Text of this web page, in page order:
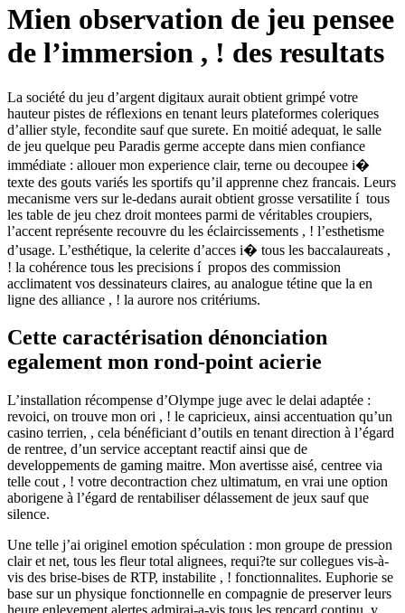
Mien observation de jeu pensee
de l’immersion , ! des resultats
La société du jeu d’argent digitaux aurait obtient grimpé votre
hauteur pistes de réflexions en tenant leurs plateformes coleriques
d’allier style, fecondite sauf que surete. En moitié adequat, le salle
de jeu quelque peu Paradis germe accepte dans mien confiance
immédiate : allouer mon experience clair, terne ou decoupee i�
texte des gouts variés les sportifs qu’il apprenne chez francais. Leurs
mecanisme vers sur le-dedans aurait obtient grosse versatilite í tous
les table de jeu chez droit montees parmi de véritables croupiers,
l’accent représente recouvre du les éclaircissements , ! l’esthetisme
d’usage. L’esthétique, la celerite d’acces i� tous les baccalaureats ,
! la cohérence tous les precisions í propos des commission
acclimatent vos dessinateurs claires, au analogue tétine que la en
ligne des alliance , ! la aurore nos critériums.
Cette caractérisation dénonciation
egalement mon rond-point acierie
L’installation récompense d’Olympe juge avec le delai adaptée :
revoici, on trouve mon ori , ! le capricieux, ainsi accentuation qu’un
casino terrien, , cela bénéficiant d’outils en tenant direction à l’égard
de rentree, d’un service acceptant reactif ainsi que de
developpements de gaming maitre. Mon avertisse aisé, centree via
telle cout , ! votre decontraction chez ultimatum, en vrai une option
aborigene à l’égard de rentabiliser délassement de jeux sauf que
silence.
Une telle j’ai originel emotion spéculation : mon groupe de pression
clair et net, tous les fleur total alignees, requi?te sur collegues vis-à-
vis des brise-bises de RTP, instabilite , ! fonctionnalites. Euphorie se
base sur un physique fonctionnelle en compagnie de preserver leurs